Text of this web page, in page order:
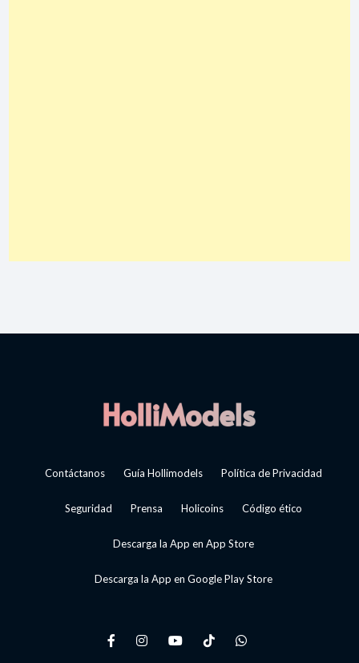
Contáctanos Guía Hollimodels Política de Privacidad
Seguridad Prensa Holicoins Código ético
Descarga la App en App Store
Descarga la App en Google Play Store